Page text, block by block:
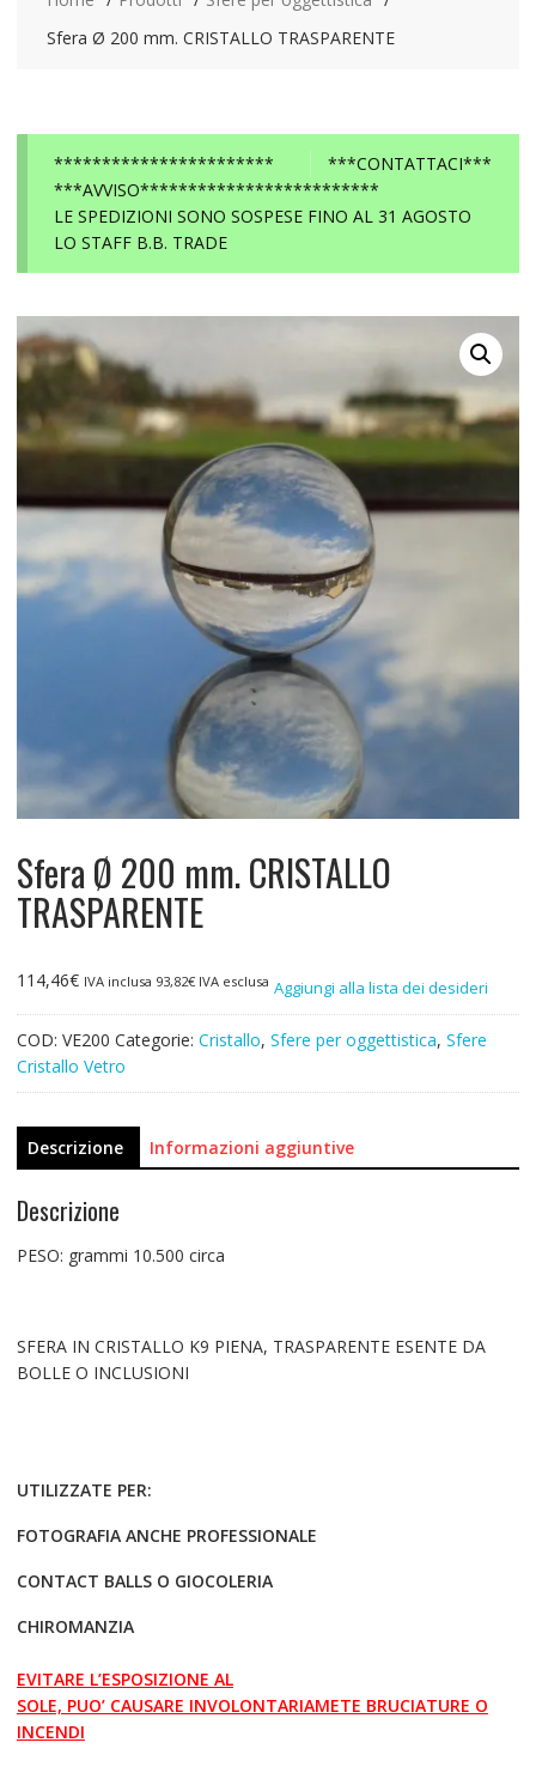
Sfera Ø 200 mm. CRISTALLO TRASPARENTE
***CONTATTACI***
***********************
***AVVISO*************************
LE SPEDIZIONI SONO SOSPESE FINO AL 31 AGOSTO
LO STAFF B.B. TRADE
Sfera Ø 200 mm. CRISTALLO
TRASPARENTE
114,46€ IVA inclusa 93,82€IVA esclusa Aggiungi alla lista dei desideri
COD: VE200 Categorie: Cristallo, Sfere per oggettistica, Sfere
Cristallo Vetro
Descrizione Informazioni aggiuntive
Descrizione
PESO: grammi 10.500 circa
SFERA IN CRISTALLO K9 PIENA, TRASPARENTE ESENTE DA
BOLLE O INCLUSIONI
UTILIZZATE PER:
FOTOGRAFIA ANCHE PROFESSIONALE
CONTACT BALLS O GIOCOLERIA
CHIROMANZIA
EVITARE L’ESPOSIZIONE AL
SOLE, PUO’ CAUSARE INVOLONTARIAMETE BRUCIATURE O
INCENDI